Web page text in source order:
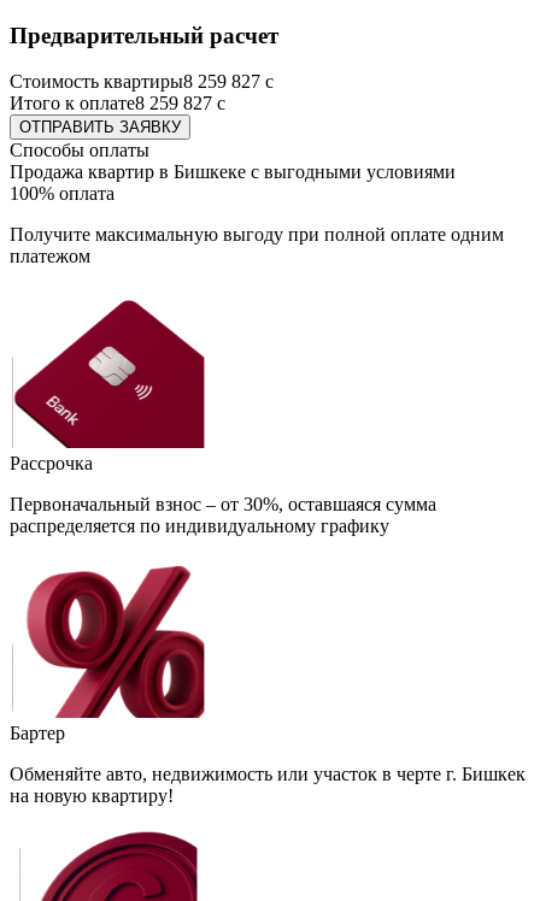
Предварительный расчет
Стоимость квартиры8 259 827 с
Итого к оплате8 259 827 с
ОТПРАВИТЬ ЗАЯВКУ
Способы оплаты
Продажа квартир в Бишкеке с выгодными условиями
100% оплата
Получите максимальную выгоду при полной оплате одним
платежом
Рассрочка
Первоначальный взнос – от 30%, оставшаяся сумма
распределяется по индивидуальному графику
Бартер
Обменяйте авто, недвижимость или участок в черте г. Бишкек
на новую квартиру!